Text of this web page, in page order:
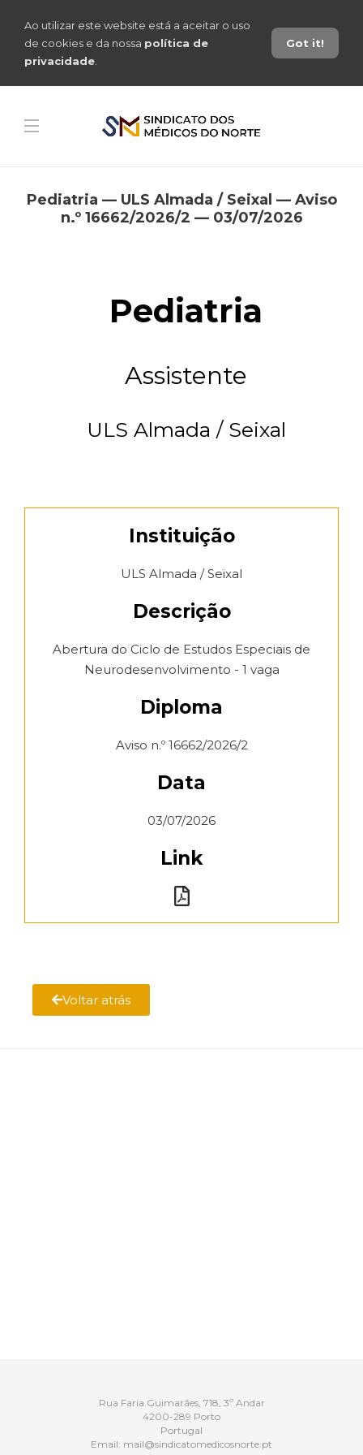
Ao utilizar este website está a aceitar o uso
de cookies e da nossa política de
privacidade
Got it!
Pediatria — ULS Almada / Seixal — Aviso
n.º 16662/2026/2 — 03/07/2026
Pediatria
Assistente
ULS Almada / Seixal
Instituição
ULS Almada / Seixal
Descrição
Abertura do Ciclo de Estudos Especiais de
Neurodesenvolvimento - 1 vaga
Diploma
Aviso n.º 16662/2026/2
Data
03/07/2026
Link
Voltar atrás
Rua Faria Guimarães, 718, 3º Andar
4200-289 Porto
Portugal
Email: mail@sindicatomedicosnorte.pt